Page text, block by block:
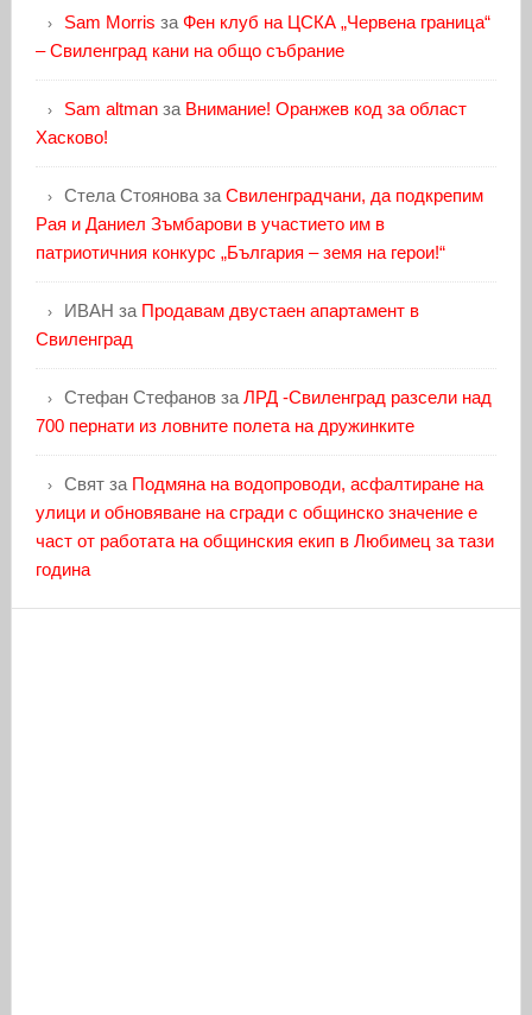
Sam Morris за Фен клуб на ЦСКА „Червена граница“
– Свиленград кани на общо събрание
Sam altmanза Внимание! Оранжев код за област
Хасково!
Стела Стояноваза Свиленградчани, да подкрепим
Рая и Даниел Зъмбарови в участието им в
патриотичния конкурс „България – земя на герои!“
ИВАН за Продавам двустаен апартамент в
Свиленград
Стефан Стефановза ЛРД -Свиленград разсели над
700 пернати из ловните полета на дружинките
Святза Подмяна на водопроводи, асфалтиране на
улици и обновяване на сгради с общинско значение е
част от работата на общинския екип в Любимец за тази
година